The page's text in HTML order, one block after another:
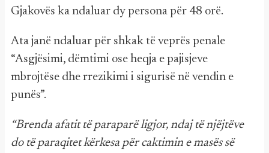
Gjakovës ka ndaluar dy persona për 48 orë.
Ata janë ndaluar për shkak të veprës penale
“Asgjësimi, dëmtimi ose heqja e pajisjeve
mbrojtëse dhe rrezikimi i sigurisë në vendin e
punës”.
“Brenda afatit të paraparë ligjor, ndaj të njëjtëve
do të paraqitet kërkesa për caktimin e masës së